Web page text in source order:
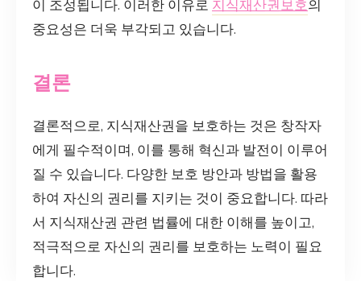
이 조성됩니다. 이러한 이유로 지식재산권보호의
중요성은 더욱 부각되고 있습니다.
결론
결론적으로, 지식재산권을 보호하는 것은 창작자
에게 필수적이며, 이를 통해 혁신과 발전이 이루어
질 수 있습니다. 다양한 보호 방안과 방법을 활용
하여 자신의 권리를 지키는 것이 중요합니다. 따라
서 지식재산권 관련 법률에 대한 이해를 높이고,
적극적으로 자신의 권리를 보호하는 노력이 필요
합니다.